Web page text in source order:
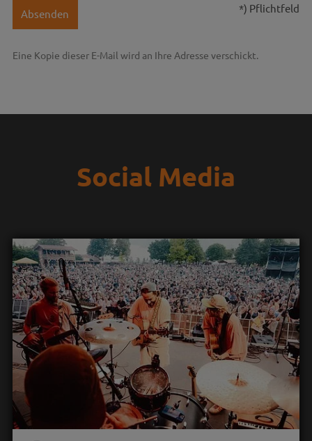
Absenden *) Pflichtfeld
Eine Kopie dieser E-Mail wird an Ihre Adresse verschickt.
Social Media